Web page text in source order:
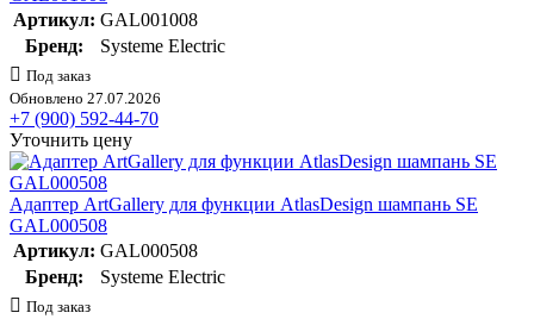
Артикул: GAL001008
Бренд:
Systeme Electric
Под заказ
Обновлено 27.07.2026
+7 (900) 592-44-70
Уточнить цену
Адаптер ArtGallery для функции AtlasDesign шампань SE
GAL000508
Артикул: GAL000508
Бренд:
Systeme Electric
Под заказ